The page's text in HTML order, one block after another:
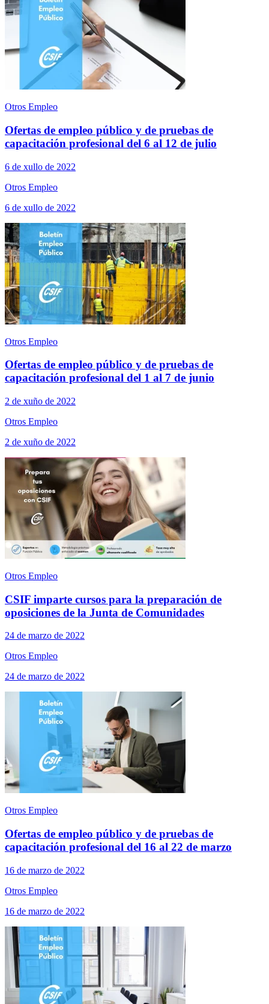
Otros Empleo
Ofertas de empleo público y de pruebas de
capacitación profesional del 6 al 12 de julio
6 de xullo de 2022
Otros Empleo
6 de xullo de 2022
Otros Empleo
Ofertas de empleo público y de pruebas de
capacitación profesional del 1 al 7 de junio
2 de xuño de 2022
Otros Empleo
2 de xuño de 2022
Otros Empleo
CSIF imparte cursos para la preparación de
oposiciones de la Junta de Comunidades
24 de marzo de 2022
Otros Empleo
24 de marzo de 2022
Otros Empleo
Ofertas de empleo público y de pruebas de
capacitación profesional del 16 al 22 de marzo
16 de marzo de 2022
Otros Empleo
16 de marzo de 2022